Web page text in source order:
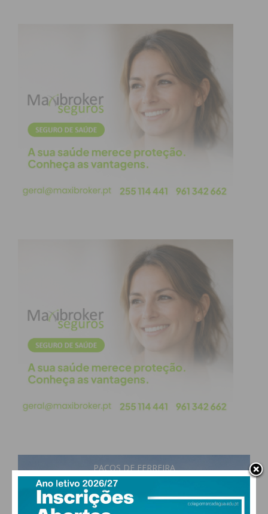
Depois desta tomada de posição por parte da
poulação da freguesia de Sanfins, alguns dos
buracos foram tapados com alcatrão.
Imediato
Assine nossa newsletter por e-mail e
obtenha de forma regular a informação
PAÇOS DE FERREIRA
21°
scattered clouds
83% humidade